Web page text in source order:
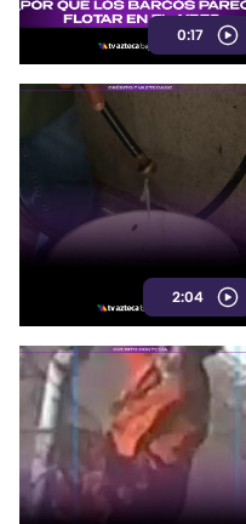
0:17
2:04